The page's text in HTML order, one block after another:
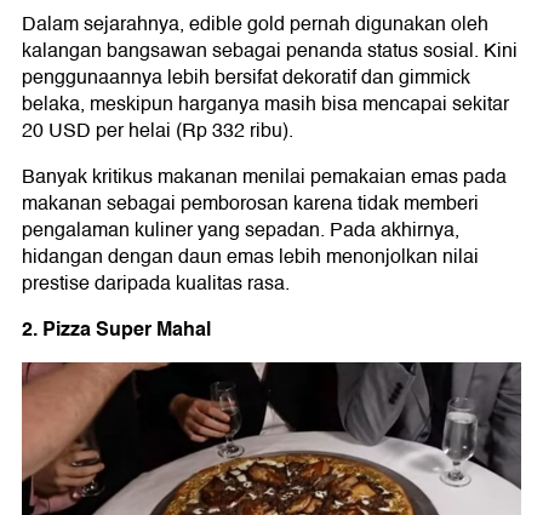
Dalam sejarahnya, edible gold pernah digunakan oleh
kalangan bangsawan sebagai penanda status sosial. Kini
penggunaannya lebih bersifat dekoratif dan gimmick
belaka, meskipun harganya masih bisa mencapai sekitar
20 USD per helai (Rp 332 ribu).
Banyak kritikus makanan menilai pemakaian emas pada
makanan sebagai pemborosan karena tidak memberi
pengalaman kuliner yang sepadan. Pada akhirnya,
hidangan dengan daun emas lebih menonjolkan nilai
prestise daripada kualitas rasa.
2. Pizza Super Mahal